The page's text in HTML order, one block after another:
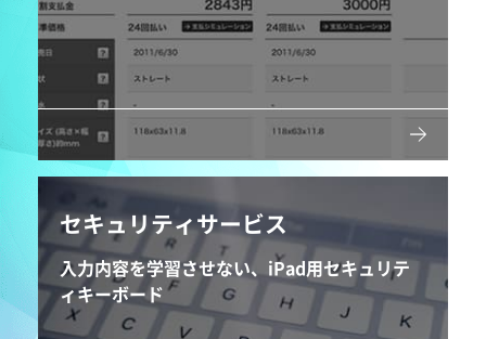
セキュリティサービス
入力内容を学習させない、iPad用セキュリテ
ィキーボード